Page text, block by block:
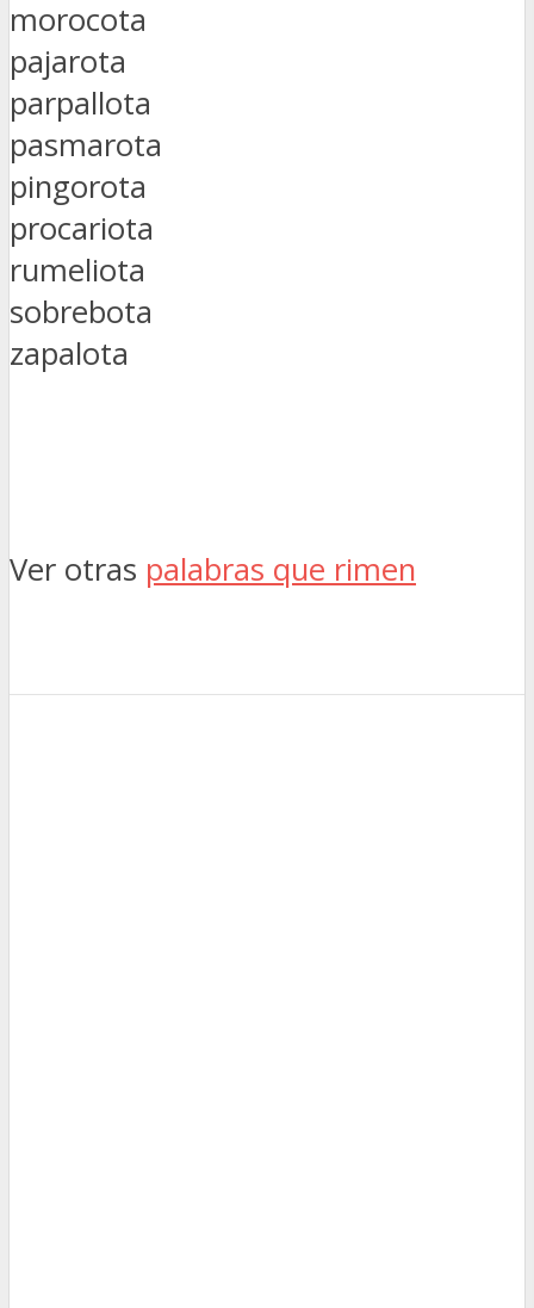
morocota
pajarota
parpallota
pasmarota
pingorota
procariota
rumeliota
sobrebota
zapalota
Ver otras palabras que rimen